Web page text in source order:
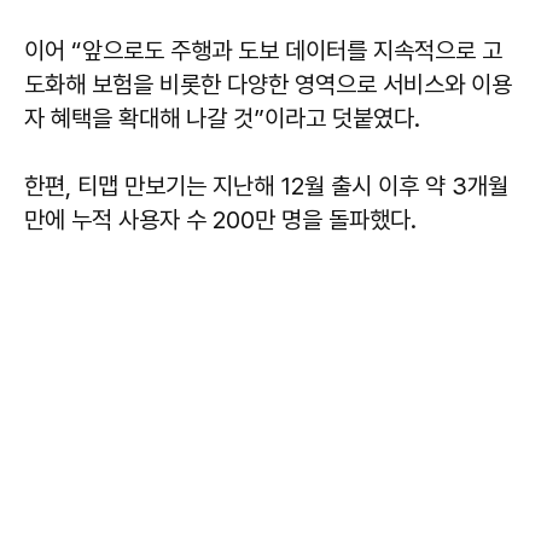
이어 “앞으로도 주행과 도보 데이터를 지속적으로 고
도화해 보험을 비롯한 다양한 영역으로 서비스와 이용
자 혜택을 확대해 나갈 것”이라고 덧붙였다.
한편, 티맵 만보기는 지난해 12월 출시 이후 약 3개월
만에 누적 사용자 수 200만 명을 돌파했다.